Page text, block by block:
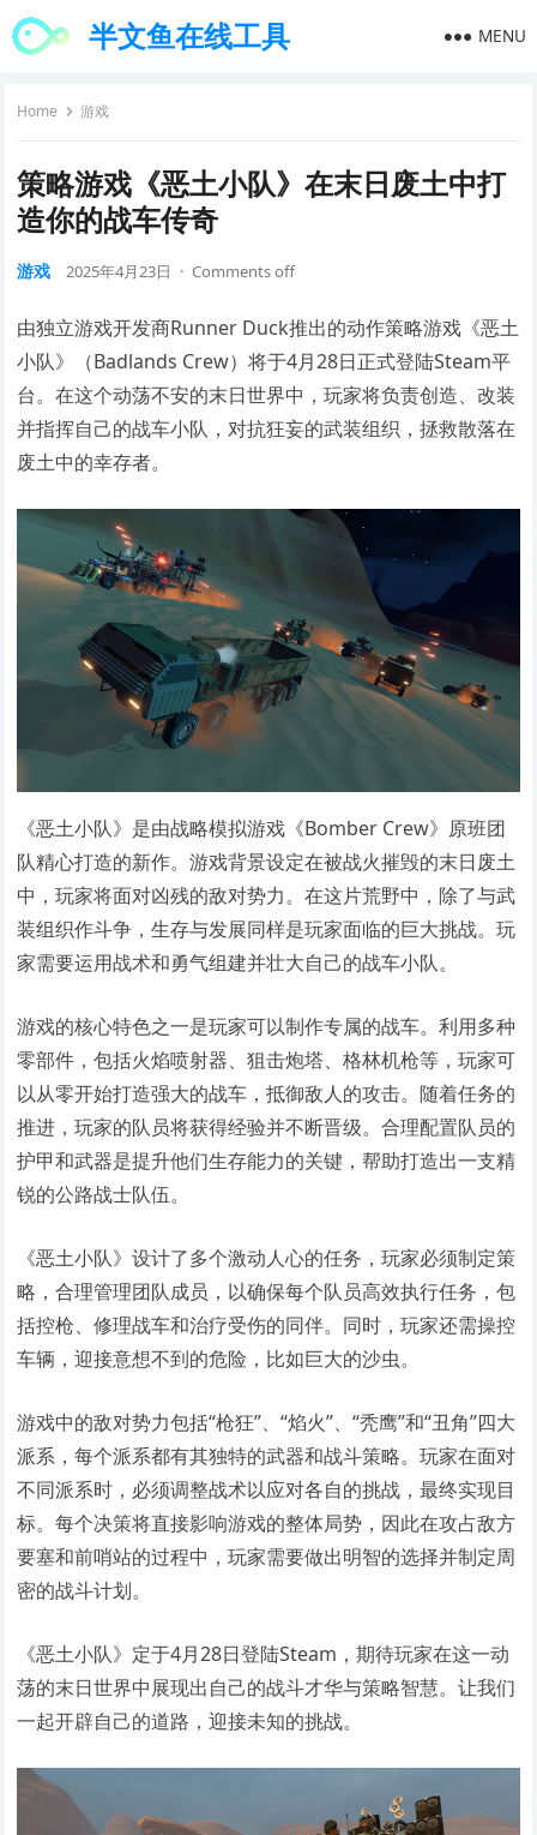
半文鱼在线工具 MENU
Home 游戏
策略游戏《恶土小队》在末日废土中打
造你的战车传奇
游戏 2025年4月23日 · Comments off
由独立游戏开发商Runner Duck推出的动作策略游戏《恶土
小队》（Badlands Crew）将于4月28日正式登陆Steam平
台。在这个动荡不安的末日世界中，玩家将负责创造、改装
并指挥自己的战车小队，对抗狂妄的武装组织，拯救散落在
废土中的幸存者。
《恶土小队》是由战略模拟游戏《Bomber Crew》原班团
队精心打造的新作。游戏背景设定在被战火摧毁的末日废土
中，玩家将面对凶残的敌对势力。在这片荒野中，除了与武
装组织作斗争，生存与发展同样是玩家面临的巨大挑战。玩
家需要运用战术和勇气组建并壮大自己的战车小队。
游戏的核心特色之一是玩家可以制作专属的战车。利用多种
零部件，包括火焰喷射器、狙击炮塔、格林机枪等，玩家可
以从零开始打造强大的战车，抵御敌人的攻击。随着任务的
推进，玩家的队员将获得经验并不断晋级。合理配置队员的
护甲和武器是提升他们生存能力的关键，帮助打造出一支精
锐的公路战士队伍。
《恶土小队》设计了多个激动人心的任务，玩家必须制定策
略，合理管理团队成员，以确保每个队员高效执行任务，包
括控枪、修理战车和治疗受伤的同伴。同时，玩家还需操控
车辆，迎接意想不到的危险，比如巨大的沙虫。
游戏中的敌对势力包括“枪狂”、“焰火”、“秃鹰”和“丑角”四大
派系，每个派系都有其独特的武器和战斗策略。玩家在面对
不同派系时，必须调整战术以应对各自的挑战，最终实现目
标。每个决策将直接影响游戏的整体局势，因此在攻占敌方
要塞和前哨站的过程中，玩家需要做出明智的选择并制定周
密的战斗计划。
《恶土小队》定于4月28日登陆Steam，期待玩家在这一动
荡的末日世界中展现出自己的战斗才华与策略智慧。让我们
一起开辟自己的道路，迎接未知的挑战。